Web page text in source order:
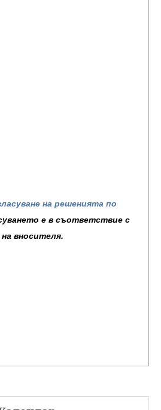
на решенията по
е в съответствие с
вносителя.